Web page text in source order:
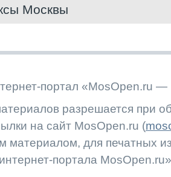
Москвы
портал «MosOpen.ru —
разрешается при
на сайт MosOpen.ru (
материалом, для печатных
портала